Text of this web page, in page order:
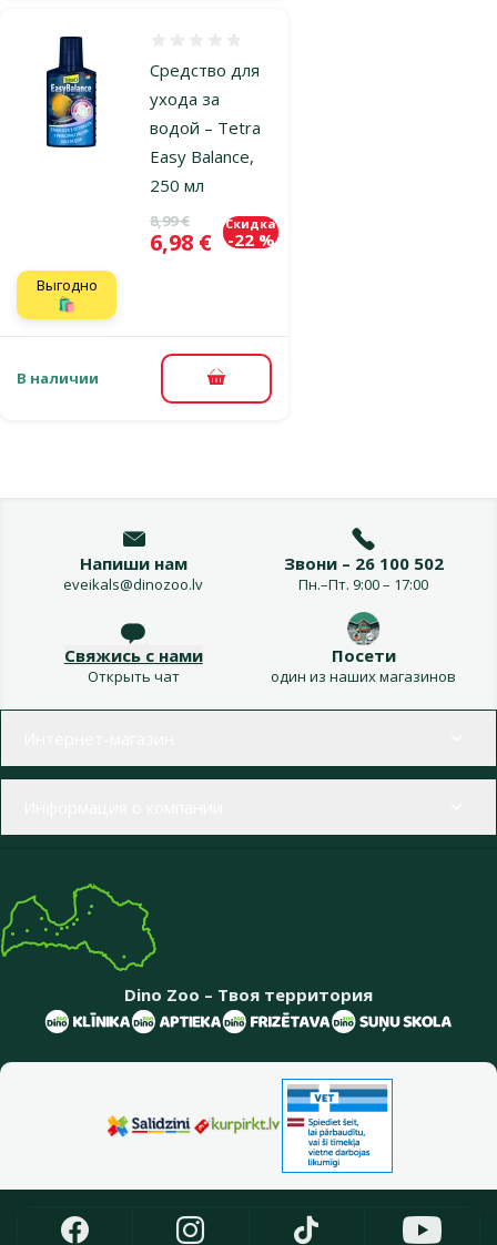
Средство для
ухода за
водой – Tetra
Easy Balance,
250 мл
Исходная цена
8,99 €
Цена
6,98 €
Скидка
-22 %
Выгодно
🛍️
В наличии В корзину
Напиши нам
eveikals@dinozoo.lv
Звони – 26 100 502
Пн.–Пт. 9:00 – 17:00
Свяжись с нами
Открыть чат
Посети
один из наших магазинов
Dino Zoo – Твоя территория